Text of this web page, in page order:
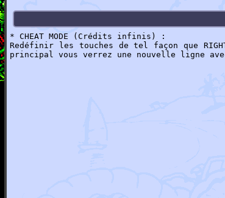
* CHEAT MODE (Crédits infinis) :
Redéfinir les touches de tel façon que
principal vous verrez une nouvelle ligne avec